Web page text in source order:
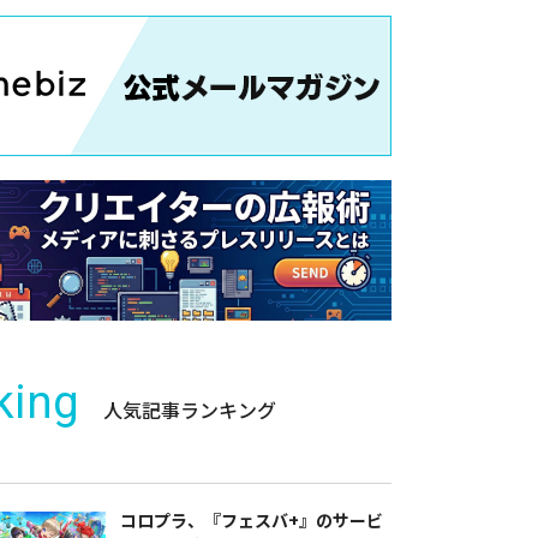
人気記事ランキング
コロプラ、『フェスバ+』のサービ